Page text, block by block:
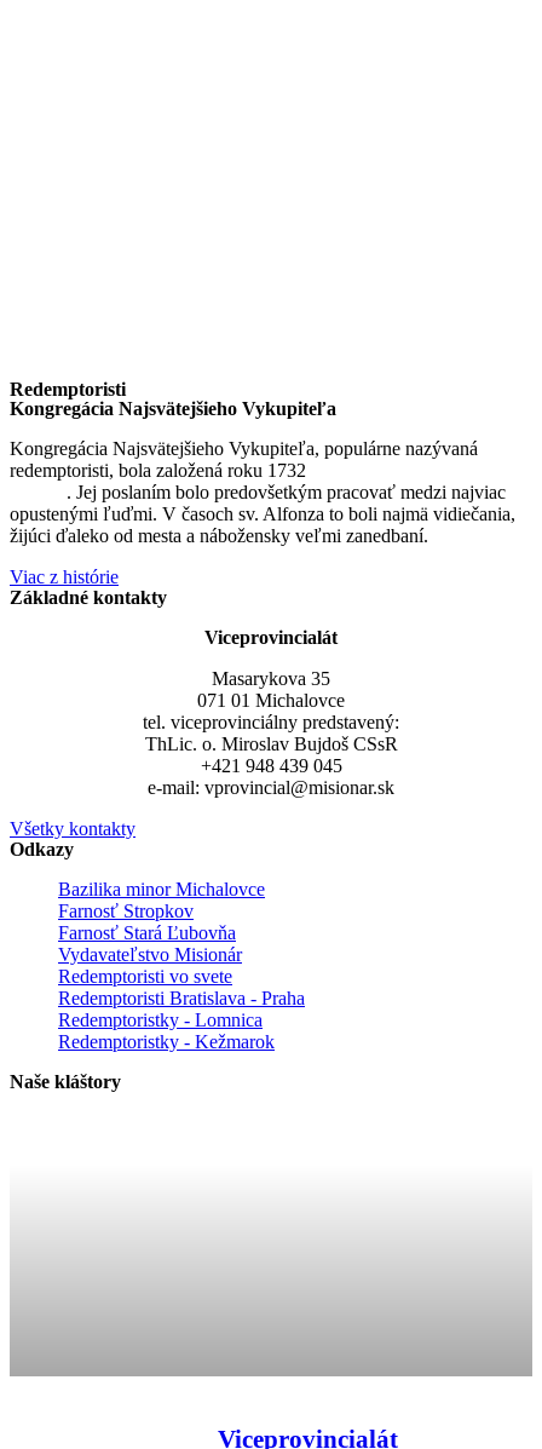
Redemptoristi
Kongregácia Najsvätejšieho Vykupiteľa
Kongregácia Najsvätejšieho Vykupiteľa, populárne nazývaná
redemptoristi, bola založená roku 1732
. Jej poslaním bolo predovšetkým pracovať medzi najviac
opustenými ľuďmi. V časoch sv. Alfonza to boli najmä vidiečania,
žijúci ďaleko od mesta a nábožensky veľmi zanedbaní.
Viac z histórie
Základné kontakty
Viceprovincialát
Masarykova 35
071 01 Michalovce
tel. viceprovinciálny predstavený:
ThLic. o. Miroslav Bujdoš CSsR
+421 948 439 045
e-mail: vprovincial@misionar.sk
Všetky kontakty
Odkazy
Bazilika minor Michalovce
Farnosť Stropkov
Farnosť Stará Ľubovňa
Vydavateľstvo Misionár
Redemptoristi vo svete
Redemptoristi Bratislava - Praha
Redemptoristky - Lomnica
Redemptoristky - Kežmarok
Naše kláštory
Viceprovincialát